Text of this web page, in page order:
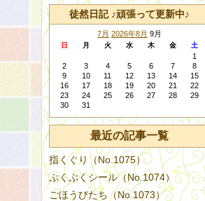
徒然日記 ♪頑張って更新中♪
7月 2026年8月 9月
日 月 火 水 木 金 土
1
2
3 4 5 6 7
8
9
10 11 12 13 14
15
16
17 18 19 20 21
22
23
24 25 26 27 28
29
30
31
最近の記事一覧
指くぐり（No.1075）
ぷくぷくシール（No.1074）
ごほうびたち（No.1073）